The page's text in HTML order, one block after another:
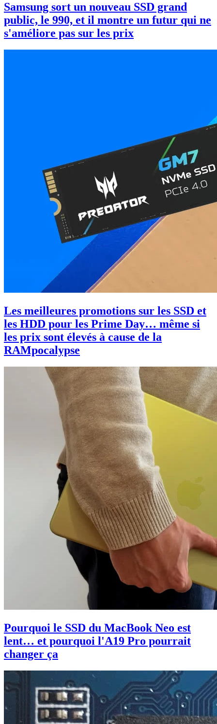
Samsung sort un nouveau SSD grand
public, le 990, et il montre un futur qui ne
s'améliore pas sur les prix
Les meilleures promotions sur les SSD et
les HDD pour les Prime Day… même si
les prix sont élevés à cause de la
RAMpocalypse
Pourquoi le SSD du MacBook Neo est
lent… et pourquoi l'A19 Pro pourrait
changer ça